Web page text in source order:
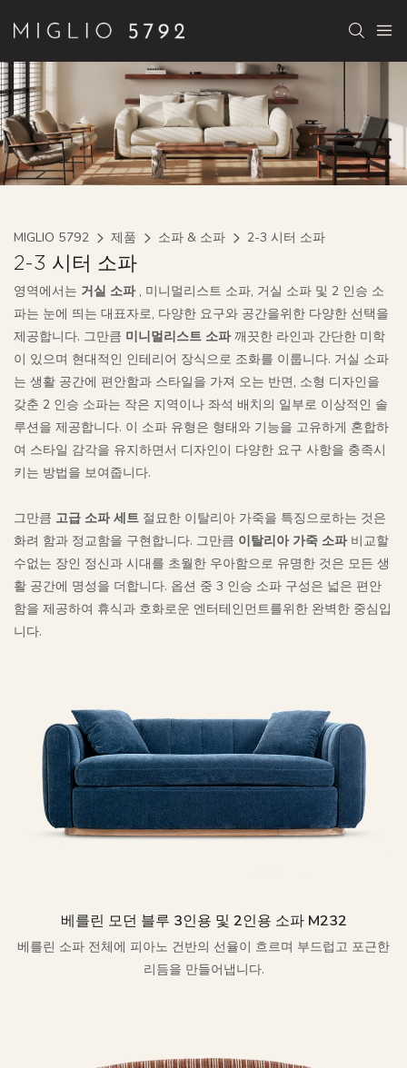
MIGLIO 5792 제품 소파 & 소파 2-3 시터 소파
2-3 시터 소파
영역에서는 거실 소파 , 미니멀리스트 소파, 거실 소파 및 2 인승 소
파는 눈에 띄는 대표자로, 다양한 요구와 공간을위한 다양한 선택을
제공합니다. 그만큼 미니멀리스트 소파깨끗한 라인과 간단한 미학
이 있으며 현대적인 인테리어 장식으로 조화를 이룹니다. 거실 소파
는 생활 공간에 편안함과 스타일을 가져 오는 반면, 소형 디자인을
갖춘 2 인승 소파는 작은 지역이나 좌석 배치의 일부로 이상적인 솔
루션을 제공합니다. 이 소파 유형은 형태와 기능을 고유하게 혼합하
여 스타일 감각을 유지하면서 디자인이 다양한 요구 사항을 충족시
키는 방법을 보여줍니다.
그만큼 고급 소파 세트 절묘한 이탈리아 가죽을 특징으로하는 것은
화려 함과 정교함을 구현합니다. 그만큼 이탈리아 가죽 소파 비교할
수없는 장인 정신과 시대를 초월한 우아함으로 유명한 것은 모든 생
활 공간에 명성을 더합니다. 옵션 중 3 인승 소파 구성은 넓은 편안
함을 제공하여 휴식과 호화로운 엔터테인먼트를위한 완벽한 중심입
니다.
베를린 모던 블루 3인용 및 2인용 소파 M232
베를린 소파 전체에 피아노 건반의 선율이 흐르며 부드럽고 포근한
리듬을 만들어냅니다.